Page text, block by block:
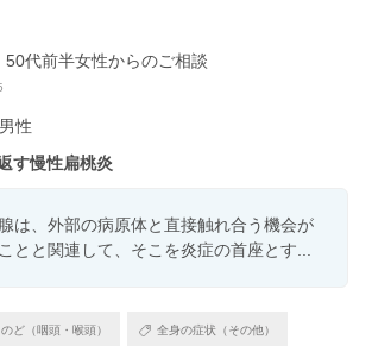
50代前半女性からのご相談
性
す慢性扁桃炎
は、外部の病原体と直接触れ合う機会が
とと関連して、そこを炎症の首座とす...
のど（咽頭・喉頭） 全身の症状（その他）